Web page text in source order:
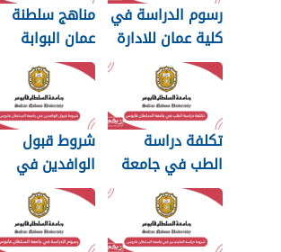
رسوم الدراسة في
كلية عمان للادارة
والتكنولوجيا 2026
مناهج سلطنة
عمان البوابة
التعليمية 2026
تكلفة دراسة
الطب في جامعة
السلطان قابوس
2026
شروط قبول
الوافدين في
جامعة السلطان
قابوس